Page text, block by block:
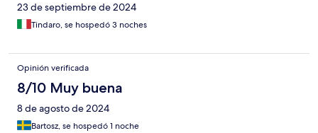
23 de septiembre de 2024
Tindaro, se hospedó 3 noches
Opinión verificada
8/10 Muy buena
8 de agosto de 2024
Bartosz, se hospedó 1 noche